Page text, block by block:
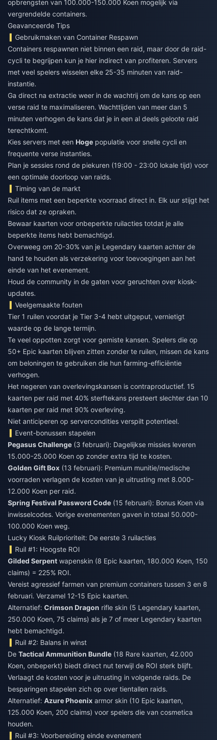
opbrengsten van 100.000-150.000 Koen mogelijk via
vergrendelde containers.
Geavanceerde Tips
Gebruikmaken van Container Respawn
Containers respawnen niet binnen een raid, maar door de raid-
cycli te begrijpen kun je hier indirect van profiteren. Servers
met veel spelers wisselen elke 25-35 minuten van raid-
instantie.
Ga direct na extractie weer in de wachtrij om de kans op een
verse raid te maximaliseren. Wachttijden van meer dan 5
minuten verhogen de kans dat je in een al deels geloote raid
terechtkomt.
Kies servers met een Hoge populatie voor snelle cycli en
frequente verse instanties.
Plan je sessies rond de piekuren (19:00 - 23:00 lokale tijd) voor
een optimale doorloop van raids.
Timing van de markt
Ruil items met een beperkte voorraad direct in. Elk uur stijgt het
risico dat ze opraken.
Bewaar kaarten voor onbeperkte ruilacties totdat je alle
beperkte items hebt bemachtigd.
Overweeg om 20-30% van je Legendary kaarten achter de
hand te houden als verzekering voor toevoegingen aan het
einde van het evenement.
Houd de community in de gaten voor geruchten over kiosk-
updates.
Veelgemaakte fouten
Tier 1 ruilen voordat je Tier 3-4 hebt uitgeput, vernietigt
waarde op de lange termijn.
Te veel oppotten zorgt voor gemiste kansen. Spelers die op
50+ Epic kaarten blijven zitten zonder te ruilen, missen de kans
om beloningen te gebruiken die hun farming-efficiëntie
verhogen.
Het negeren van overlevingskansen is contraproductief. 15
kaarten per raid met 40% sterftekans presteert slechter dan 10
kaarten per raid met 90% overleving.
Niet anticiperen op servercondities verspilt potentieel.
Event-bonussen stapelen
Pegasus Challenge (3 februari): Dagelijkse missies leveren
15.000-25.000 Koen op zonder extra tijd te kosten.
Golden Gift Box (13 februari): Premium munitie/medische
voorraden verlagen de kosten van je uitrusting met 8.000-
12.000 Koen per raid.
Spring Festival Password Code (15 februari): Bonus Koen via
inwisselcodes. Vorige evenementen gaven in totaal 50.000-
100.000 Koen weg.
Lucky Kiosk Ruilprioriteit: De eerste 3 ruilacties
Ruil #1: Hoogste ROI
Gilded Serpent wapenskin (8 Epic kaarten, 180.000 Koen, 150
claims) = 225% ROI.
Vereist agressief farmen van premium containers tussen 3 en 8
februari. Verzamel 12-15 Epic kaarten.
Alternatief: Crimson Dragon rifle skin (5 Legendary kaarten,
250.000 Koen, 75 claims) als je 7 of meer Legendary kaarten
hebt bemachtigd.
Ruil #2: Balans in winst
De Tactical Ammunition Bundle (18 Rare kaarten, 42.000
Koen, onbeperkt) biedt direct nut terwijl de ROI sterk blijft.
Verlaagt de kosten voor je uitrusting in volgende raids. De
besparingen stapelen zich op over tientallen raids.
Alternatief: Azure Phoenix armor skin (10 Epic kaarten,
125.000 Koen, 200 claims) voor spelers die van cosmetica
houden.
Ruil #3: Voorbereiding einde evenement